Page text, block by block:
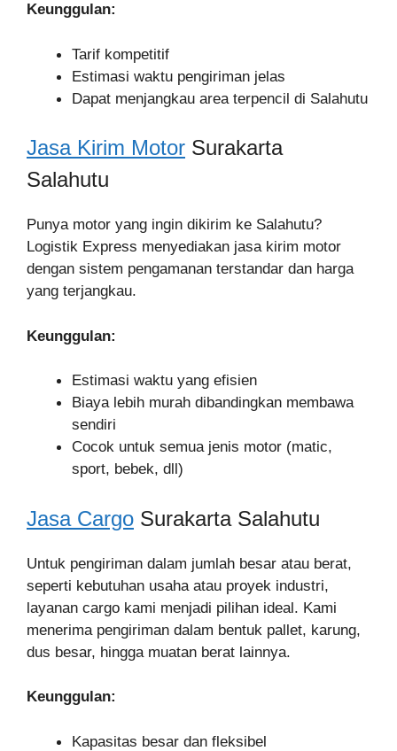
Keunggulan:
Tarif kompetitif
Estimasi waktu pengiriman jelas
Dapat menjangkau area terpencil di Salahutu
Jasa Kirim Motor Surakarta
Salahutu
Punya motor yang ingin dikirim ke Salahutu?
Logistik Express menyediakan jasa kirim motor
dengan sistem pengamanan terstandar dan harga
yang terjangkau.
Keunggulan:
Estimasi waktu yang efisien
Biaya lebih murah dibandingkan membawa
sendiri
Cocok untuk semua jenis motor (matic,
sport, bebek, dll)
Jasa Cargo Surakarta Salahutu
Untuk pengiriman dalam jumlah besar atau berat,
seperti kebutuhan usaha atau proyek industri,
layanan cargo kami menjadi pilihan ideal. Kami
menerima pengiriman dalam bentuk pallet, karung,
dus besar, hingga muatan berat lainnya.
Keunggulan:
Kapasitas besar dan fleksibel